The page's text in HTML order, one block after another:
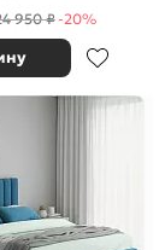
950 ₽-20%